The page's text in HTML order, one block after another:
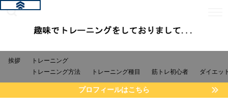
挨拶
トレーニング
トレーニング方法
トレーニング種目 筋トレ初心者 ダイエッ
プロフィールはこちら